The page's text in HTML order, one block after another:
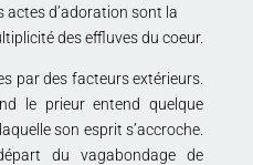
actes d’adoration sont la
des effluves du coeur.
par des facteurs extérieurs.
le prieur entend quelque
son esprit s’accroche.
du vagabondage de